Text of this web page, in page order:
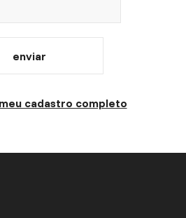
enviar
cadastro completo